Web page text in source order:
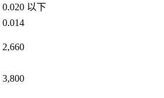
0.020 以下
0.014
2,660
3,800